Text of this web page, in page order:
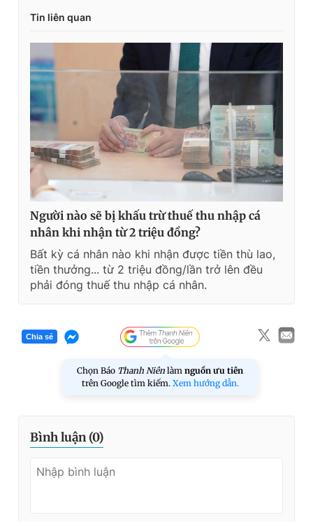
Tin liên quan
Người nào sẽ bị khấu trừ thuế thu nhập cá
nhân khi nhận từ 2 triệu đồng?
Bất kỳ cá nhân nào khi nhận được tiền thù lao,
tiền thưởng... từ 2 triệu đồng/lần trở lên đều
phải đóng thuế thu nhập cá nhân.
Chia sẻ
Chọn Báo Thanh Niên làm nguồn ưu tiên
trên Google tìm kiếm. Xem hướng dẫn.
Bình luận (0)